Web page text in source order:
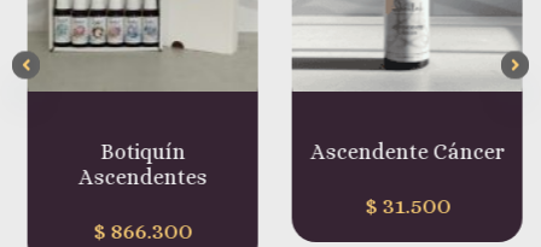
Botiquín
Ascendentes
$866.300
Ascendente Cáncer
$31.500